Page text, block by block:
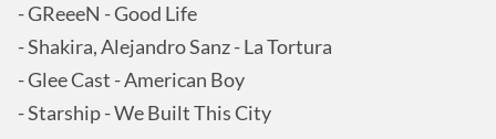
- GReeeN - Good Life
- Shakira, Alejandro Sanz - La Tortura
- Glee Cast - American Boy
- Starship - We Built This City